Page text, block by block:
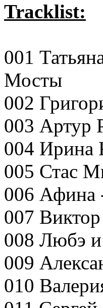
Tracklist:
001
Мосты
002
003 Артур
004 Ирина
005 Стас
006 Афина
007
008 Любэ
009
010